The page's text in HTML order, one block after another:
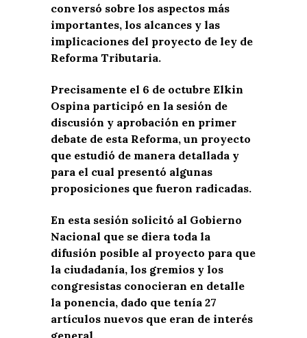
conversó sobre los aspectos más
importantes, los alcances y las
implicaciones del proyecto de ley de
Reforma Tributaria.
Precisamente el 6 de octubre Elkin
Ospina participó en la sesión de
discusión y aprobación en primer
debate de esta Reforma, un proyecto
que estudió de manera detallada y
para el cual presentó algunas
proposiciones que fueron radicadas.
En esta sesión solicitó al Gobierno
Nacional que se diera toda la
difusión posible al proyecto para que
la ciudadanía, los gremios y los
congresistas conocieran en detalle
la ponencia, dado que tenía 27
artículos nuevos que eran de interés
general.